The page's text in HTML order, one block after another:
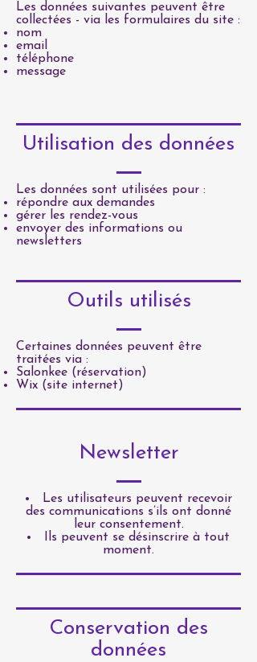
Les données suivantes peuvent être
collectées - via les formulaires du site :
nom
email
téléphone
message
Utilisation des données
Les données sont utilisées pour :
répondre aux demandes
gérer les rendez-vous
envoyer des informations ou
newsletters
Outils utilisés
Certaines données peuvent être
traitées via :
Salonkee (réservation)
Wix (site internet)
Newsletter
Les utilisateurs peuvent recevoir
des communications s’ils ont donné
leur consentement.
Ils peuvent se désinscrire à tout
moment.
Conservation des
données